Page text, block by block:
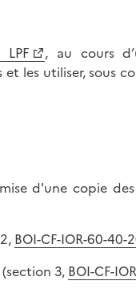
, au cours
les utiliser, sous
d'une copie
BOI-CF-IOR-60-40-
3, BOI-CF-